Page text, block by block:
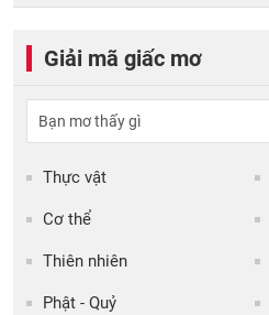
Giải mã giấc mơ
Thực vật
Cơ thể
Thiên nhiên
Phật - Quỷ